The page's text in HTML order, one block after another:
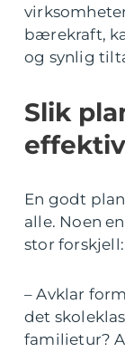
bærekraft,
og synlig
Slik
En godt
alle. Noen
stor forskjell:
– Avklar
det
familietur?